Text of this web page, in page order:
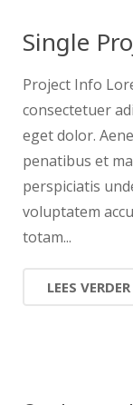
Single
Project Info
consectetuer
eget dolor.
penatibus et
perspiciatis
voluptatem
totam...
LEES VERDER